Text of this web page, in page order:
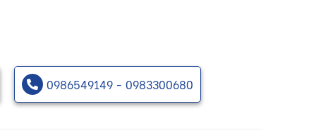
0986549149 - 0983300680